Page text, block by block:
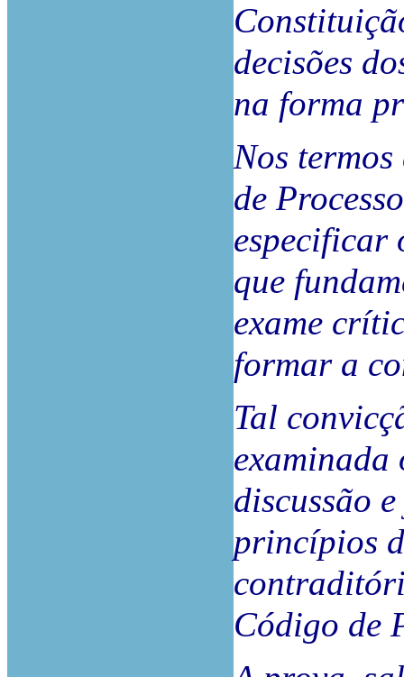
decisões
na forma
Nos
de
especificar
que
exame
formar a
Tal
examinada
discussão
princípios
Código de